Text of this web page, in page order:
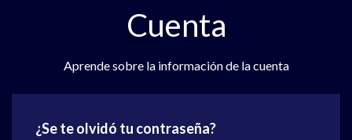
Cuenta
Aprende sobre la información de la cuenta
¿Se te olvidó tu contraseña?